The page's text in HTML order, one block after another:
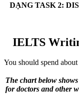
DẠNG TASK 2:
IELTS
You should spend
The chart below
for doctors and other